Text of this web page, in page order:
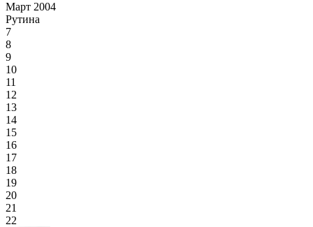
Март 2004
Рутина
7
8
9
10
11
12
13
14
15
16
17
18
19
20
21
22